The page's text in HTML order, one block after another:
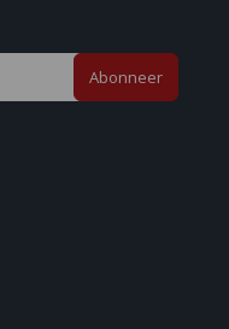
Abonneer